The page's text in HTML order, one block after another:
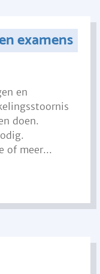
examens
en
doen.
of meer...